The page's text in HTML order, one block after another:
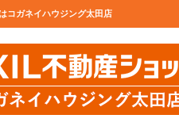
コガネイハウジング太田店